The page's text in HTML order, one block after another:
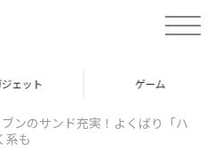
t
o
v
ェット ゲーム
ンのサンド充実！よくばり「ハ
系も